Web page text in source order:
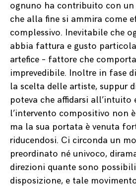
ognuno ha contribuito con
che alla fine si ammira come
complessivo. Inevitabile che
abbia fattura e gusto
artefice – fattore che
imprevedibile. Inoltre in fase
la scelta delle artiste, suppur
poteva che affidarsi all’intuito
l’intervento compositivo non
ma la sua portata è venuta
riducendosi. Ci circonda un
preordinato né univoco,
direzioni quante sono possibili
disposizione, e tale